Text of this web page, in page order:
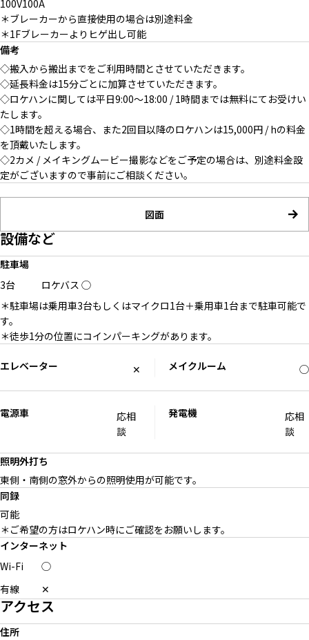
100V100A
＊ブレーカーから直接使用の場合は別途料金
＊1Fブレーカーよりヒゲ出し可能
備考
◇搬入から搬出までをご利用時間とさせていただきます。
◇延長料金は15分ごとに加算させていただきます。
◇ロケハンに関しては平日9:00〜18:00 / 1時間までは無料にてお受けい
たします。
◇1時間を超える場合、また2回目以降のロケハンは15,000円 / hの料金
を頂戴いたします。
◇2カメ / メイキングムービー撮影などをご予定の場合は、別途料金設
定がございますので事前にご相談ください。
図面
設備など
駐車場
3台
ロケバス ◯
＊駐車場は乗用車3台もしくはマイクロ1台＋乗用車1台まで駐車可能で
す。
＊徒歩1分の位置にコインパーキングがあります。
エレベーター ✕ メイクルーム ◯
電源車
応相
談
発電機
応相
談
照明外打ち
東側・南側の窓外からの照明使用が可能です。
同録
可能
＊ご希望の方はロケハン時にご確認をお願いします。
インターネット
Wi-Fi
◯
有線
✕
アクセス
住所